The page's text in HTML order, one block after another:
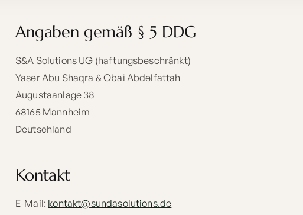
Angaben gemäß § 5 DDG
S&A Solutions UG (haftungsbeschränkt)
Yaser Abu Shaqra & Obai Abdelfattah
Augustaanlage 38
68165 Mannheim
Deutschland
Kontakt
E-Mail: kontakt@sundasolutions.de